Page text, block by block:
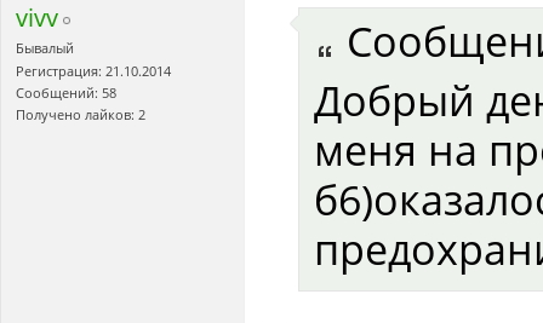
vivv
Бывалый
Регистрация: 21.10.2014
Сообщений: 58
Получено лайков: 2
Добрый
меня на